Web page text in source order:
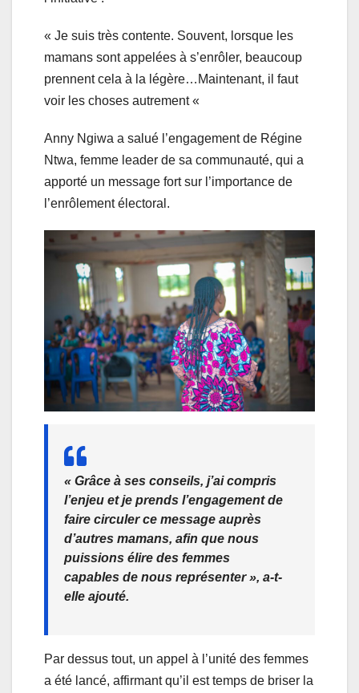
« Je suis très contente. Souvent, lorsque les
mamans sont appelées à s’enrôler, beaucoup
prennent cela à la légère…Maintenant, il faut
voir les choses autrement «
Anny Ngiwa a salué l’engagement de Régine
Ntwa, femme leader de sa communauté, qui a
apporté un message fort sur l’importance de
l’enrôlement électoral.
« Grâce à ses conseils, j’ai compris
l’enjeu et je prends l’engagement de
faire circuler ce message auprès
d’autres mamans, afin que nous
puissions élire des femmes
capables de nous représenter », a-t-
elle ajouté.
Par dessus tout, un appel à l’unité des femmes
a été lancé, affirmant qu’il est temps de briser la